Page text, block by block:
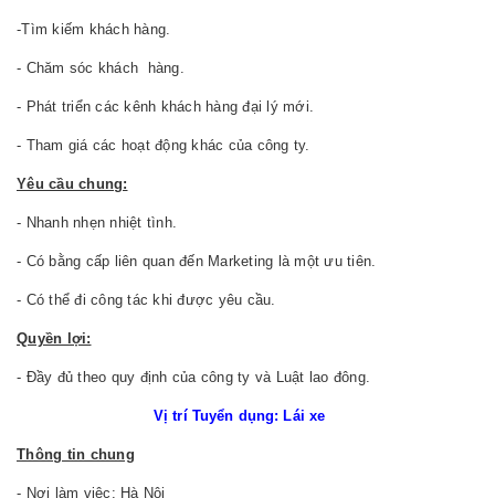
-Tìm kiếm khách hàng.
- Chăm sóc khách hàng.
- Phát triển các kênh khách hàng đại lý mới.
- Tham giá các hoạt động khác của công ty.
Yêu cầu chung:
- Nhanh nhẹn nhiệt tình.
- Có bằng cấp liên quan đến Marketing là một ưu tiên.
- Có thể đi công tác khi được yêu cầu.
Quyền lợi:
- Đầy đủ theo quy định của công ty và Luật lao đông.
Vị trí Tuyển dụng: Lái xe
Thông tin chung
- Nơi làm việc: Hà Nội